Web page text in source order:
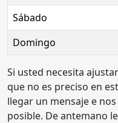
Sábado
Domingo
Si usted necesita
que no es preciso en
llegar un mensaje e
posible. De antemano